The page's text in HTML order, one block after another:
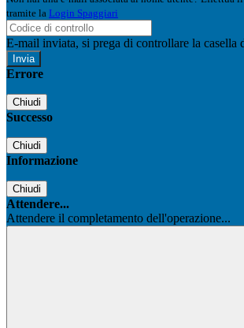
tramite la Login Spaggiari
E-mail inviata, si prega di controllare la casella
Errore
Chiudi
Successo
Chiudi
Informazione
Chiudi
Attendere...
Attendere il completamento dell'operazione...